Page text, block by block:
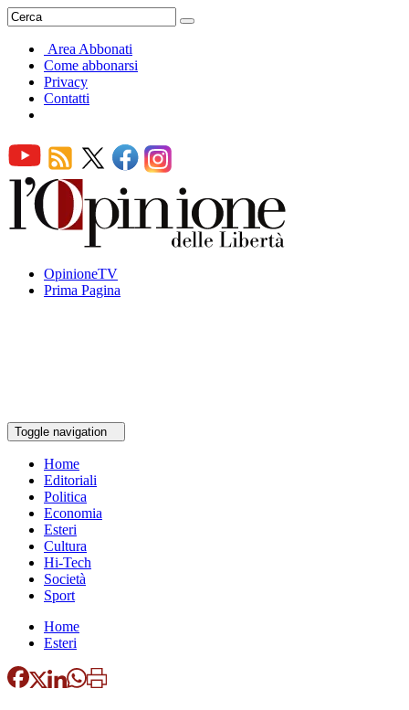
Area Abbonati
Come abbonarsi
Privacy
Contatti
OpinioneTV
Prima Pagina
Toggle navigation
Home
Editoriali
Politica
Economia
Esteri
Cultura
Hi-Tech
Società
Sport
Home
Esteri